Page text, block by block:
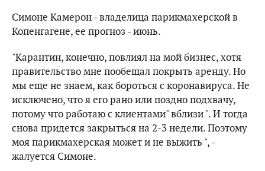
Симоне Камерон - владелица парикмахерской в ​​
Копенгагене, ее прогноз - июнь.
"Карантин, конечно, повлиял на мой бизнес, хотя
правительство мне пообещал покрыть аренду. Но
мы еще не знаем, как бороться с коронавируса. Не
исключено, что я его рано или поздно подхвачу,
потому что работаю с клиентами" вблизи ". И тогда
снова придется закрыться на 2-3 недели. Поэтому
моя парикмахерская может и не выжить ", -
жалуется Симоне.